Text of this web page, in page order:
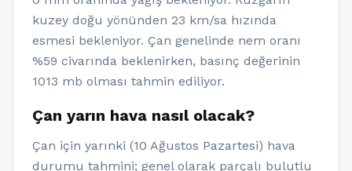
kuzey doğu yönünden 23 km/sa hızında
esmesi bekleniyor. Çan genelinde nem oranı
%59 civarında beklenirken, basınç değerinin
1013 mb olması tahmin ediliyor.
Çan yarın hava nasıl olacak?
Çan için yarınki (10 Ağustos Pazartesi) hava
durumu tahmini; genel olarak parçalı bulutlu